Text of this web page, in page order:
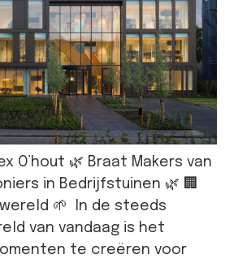
O’hout 🌿 Braat Makers van
in Bedrijfstuinen 🌿 🏢
🌱 In de steeds
van vandaag is het
te creëren voor